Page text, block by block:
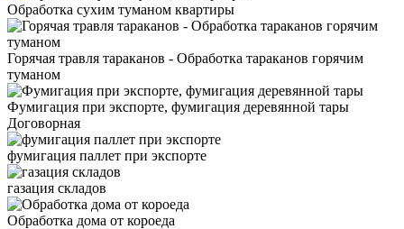
Обработка сухим туманом квартиры
Горячая травля тараканов - Обработка тараканов горячим
туманом
Фумигация при экспорте, фумигация деревянной тары
Договорная
фумигация паллет при экспорте
газация складов
Обработка дома от короеда